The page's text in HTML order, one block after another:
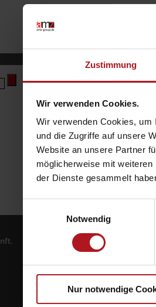
Zustimmung
Wir verwenden Cookies.
Wir verwenden Cookies, um
und die Zugriffe auf unsere
Website an unsere Partner
möglicherweise mit
der Dienste gesammelt
Notwendig
Nur notwendige